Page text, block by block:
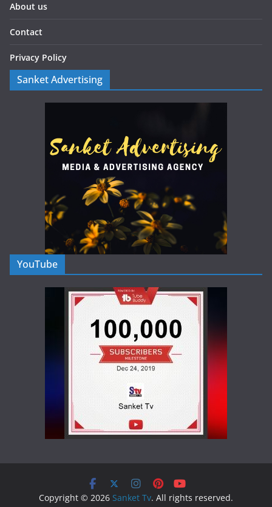
About us
Contact
Privacy Policy
Sanket Advertising
YouTube
Copyright © 2026 Sanket Tv. All rights reserved.